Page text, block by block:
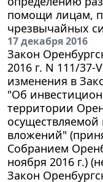
помощи лицам,
чрезвычайных
17 декабря 2016
Закон
2016 г. N 111/
изменения в
"Об
территории
вложений"
Собранием
ноября 2016 г.)
Закон